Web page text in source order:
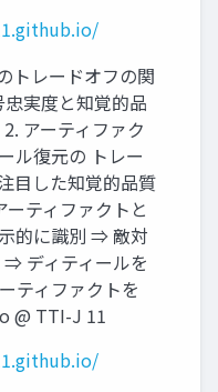
トレードオフの関
実度と知覚的品
アーティファク
ル復元の トレー
目した知覚的品質
ティファクトと
的に識別 ⇒ 敵対
ディティールを
ティファクトを
@ TTI-J 11